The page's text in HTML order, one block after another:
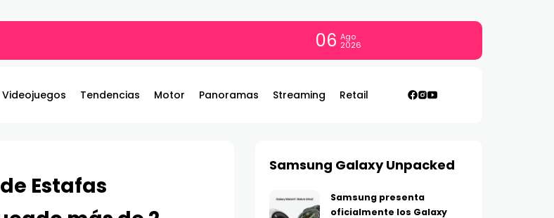
06 Ago
2026
Videojuegos Tendencias Motor Panoramas Streaming Retail
Estafas
Samsung Galaxy Unpacked
Samsung presenta
oficialmente los Galaxy